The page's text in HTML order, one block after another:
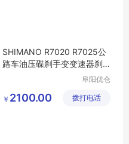
SHIMANO R7020 R7025公
路车油压碟刹手变变速器刹
阜阳优仓
限公司
￥ 2100.00 拨打电话